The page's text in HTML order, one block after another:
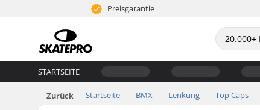
Preisgarantie
STARTSEITE
Zurück Startseite BMX Lenkung Top Caps